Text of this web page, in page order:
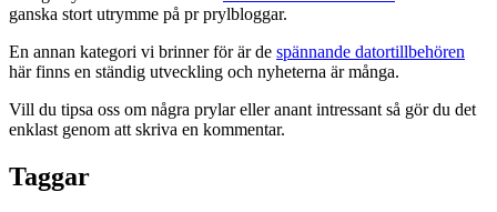
ganska stort utrymme på pr prylbloggar.
En annan kategori vi brinner för är de spännande datortillbehören
här finns en ständig utveckling och nyheterna är många.
Vill du tipsa oss om några prylar eller anant intressant så gör du det
enklast genom att skriva en kommentar.
Taggar